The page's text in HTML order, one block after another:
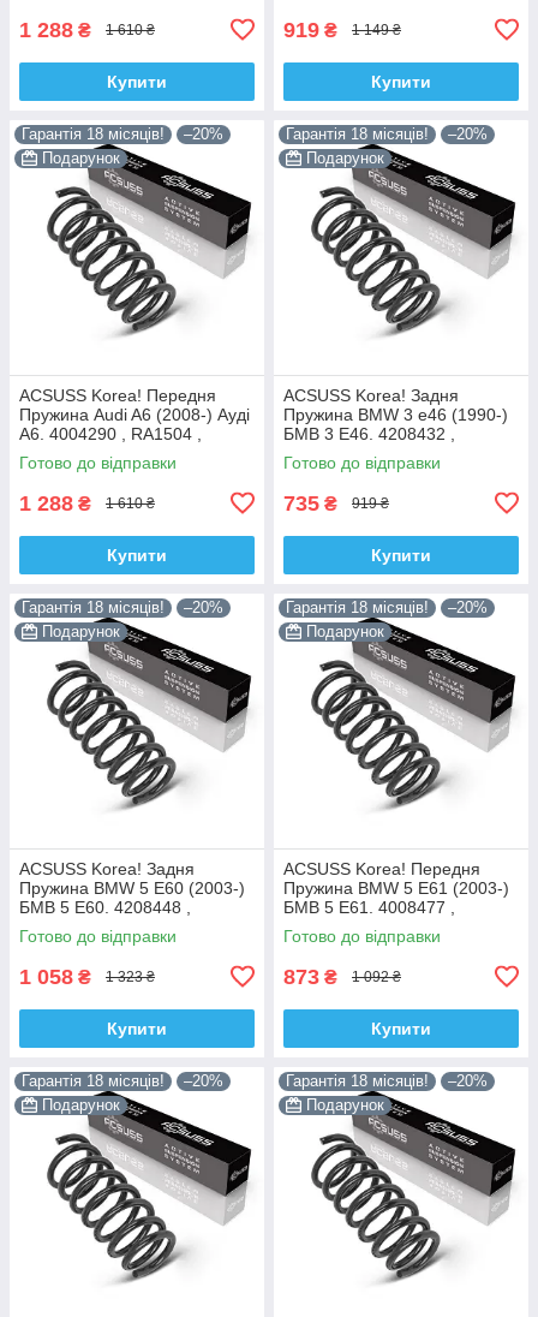
1 288 ₴ 1 610 ₴
Купити
919 ₴ 1 149 ₴
Купити
Гарантія 18 місяців!
–20%
Подарунок
ACSUSS Korea! Передня
Пружина Audi A6 (2008-) Ауді
А6. 4004290 , RA1504 ,
993126. Аксусс Корея
Готово до відправки
1 288 ₴ 1 610 ₴
Купити
Гарантія 18 місяців!
–20%
Подарунок
ACSUSS Korea! Задня
Пружина BMW 3 e46 (1990-)
БМВ 3 E46. 4208432 ,
RX6200 , 996723. Аксусс
Корея
Готово до відправки
735 ₴ 919 ₴
Купити
Гарантія 18 місяців!
–20%
Подарунок
ACSUSS Korea! Задня
Пружина BMW 5 E60 (2003-)
БМВ 5 Е60. 4208448 ,
RC6693 , 996975. Аксусс
Корея
Готово до відправки
1 058 ₴ 1 323 ₴
Купити
Гарантія 18 місяців!
–20%
Подарунок
ACSUSS Korea! Передня
Пружина BMW 5 E61 (2003-)
БМВ 5 Е61. 4008477 ,
RH3905. Аксусс Корея
Готово до відправки
873 ₴ 1 092 ₴
Купити
Гарантія 18 місяців!
–20%
Подарунок
Гарантія 18 місяців!
–20%
Подарунок